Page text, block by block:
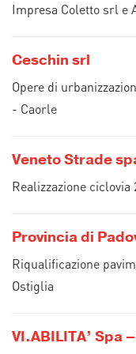
Impresa Coletto srl e
Ceschin srl
Opere di
- Caorle
Veneto Strade
Realizzazione ciclovia
Provincia di
Riqualificazione
Ostiglia
VI.ABILITA’ Spa